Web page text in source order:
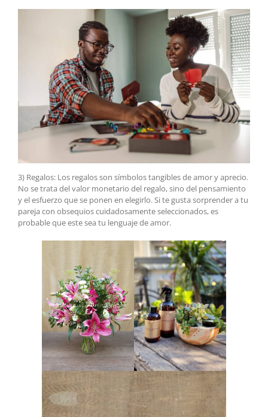
3) Regalos: Los regalos son símbolos tangibles de amor y aprecio.
No se trata del valor monetario del regalo, sino del pensamiento
y el esfuerzo que se ponen en elegirlo. Si te gusta sorprender a tu
pareja con obsequios cuidadosamente seleccionados, es
probable que este sea tu lenguaje de amor.